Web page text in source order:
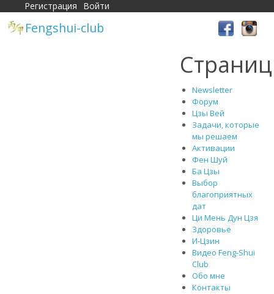
Fengshui-club
Newsletter
Форум
Цзы Вей
Задачи, которые
мы решаем
Активации
Фен Шуй
Ба Цзы
Выбор
благоприятных
дат
Ци Мень Дун Цзя
Здоровье
И-Цзин
Видео Feng-Shui
Club
Обо мне
Контакты
Регистрация Войти